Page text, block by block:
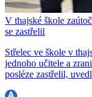
V thajské škole
se zastřelil
Střelec ve škole v
jednoho učitele a
posléze zastřelil,